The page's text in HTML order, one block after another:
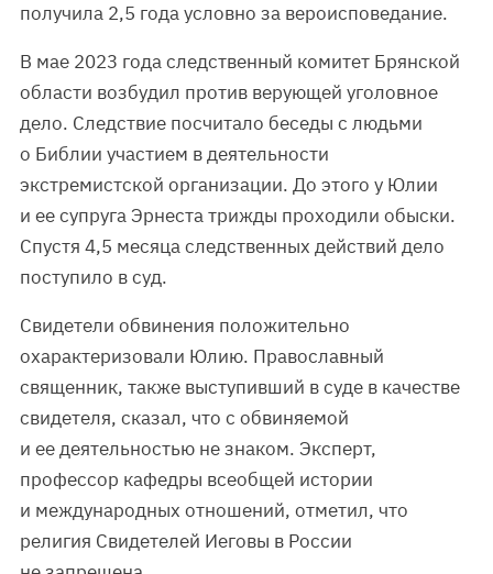
получила 2,5 года условно за вероисповедание.
В мае 2023 года следственный комитет Брянской
области возбудил против верующей уголовное
дело. Следствие посчитало беседы с людьми
о Библии участием в деятельности
экстремистской организации. До этого у Юлии
и ее супруга Эрнеста трижды проходили обыски.
Спустя 4,5 месяца следственных действий дело
поступило в суд.
Свидетели обвинения положительно
охарактеризовали Юлию. Православный
священник, также выступивший в суде в качестве
свидетеля, сказал, что с обвиняемой
и ее деятельностью не знаком. Эксперт,
профессор кафедры всеобщей истории
и международных отношений, отметил, что
религия Свидетелей Иеговы в России